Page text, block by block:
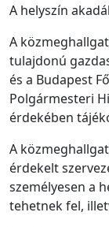
A helyszín
A
tulajdonú
és a Budapest
Polgármesteri
érdekében
A
érdekelt
személyesen a
tehetnek fel,